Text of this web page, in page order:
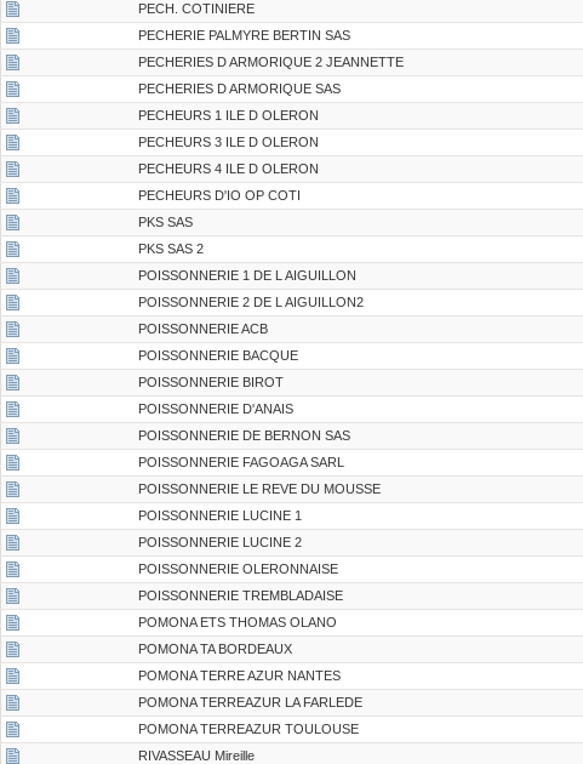
PECH. COTINIERE
PECHERIE PALMYRE BERTIN SAS
PECHERIES D ARMORIQUE 2 JEANNETTE
PECHERIES D ARMORIQUE SAS
PECHEURS 1 ILE D OLERON
PECHEURS 3 ILE D OLERON
PECHEURS 4 ILE D OLERON
PECHEURS D'IO OP COTI
PKS SAS
PKS SAS 2
POISSONNERIE 1 DE L AIGUILLON
POISSONNERIE 2 DE L AIGUILLON2
POISSONNERIE ACB
POISSONNERIE BACQUE
POISSONNERIE BIROT
POISSONNERIE D'ANAIS
POISSONNERIE DE BERNON SAS
POISSONNERIE FAGOAGA SARL
POISSONNERIE LE REVE DU MOUSSE
POISSONNERIE LUCINE 1
POISSONNERIE LUCINE 2
POISSONNERIE OLERONNAISE
POISSONNERIE TREMBLADAISE
POMONA ETS THOMAS OLANO
POMONA TA BORDEAUX
POMONA TERRE AZUR NANTES
POMONA TERREAZUR LA FARLEDE
POMONA TERREAZUR TOULOUSE
RIVASSEAU Mireille